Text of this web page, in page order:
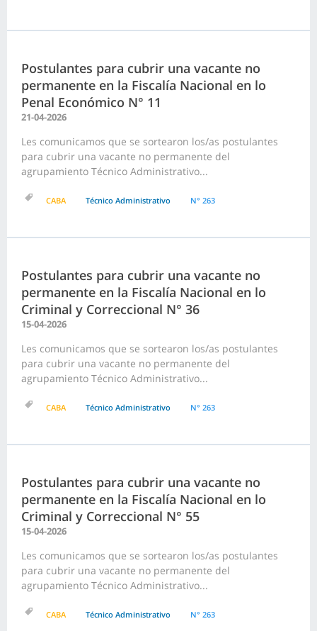
Postulantes para cubrir una vacante no
permanente en la Fiscalía Nacional en lo
Penal Económico N° 11
21-04-2026
Les comunicamos que se sortearon los/as postulantes
para cubrir una vacante no permanente del
agrupamiento Técnico Administrativo...
CABA Técnico Administrativo N° 263
Postulantes para cubrir una vacante no
permanente en la Fiscalía Nacional en lo
Criminal y Correccional N° 36
15-04-2026
Les comunicamos que se sortearon los/as postulantes
para cubrir una vacante no permanente del
agrupamiento Técnico Administrativo...
CABA Técnico Administrativo N° 263
Postulantes para cubrir una vacante no
permanente en la Fiscalía Nacional en lo
Criminal y Correccional N° 55
15-04-2026
Les comunicamos que se sortearon los/as postulantes
para cubrir una vacante no permanente del
agrupamiento Técnico Administrativo...
CABA Técnico Administrativo N° 263